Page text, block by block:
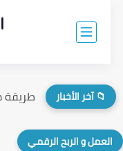
📁 آخر الأخبار
و الربح الرقمي